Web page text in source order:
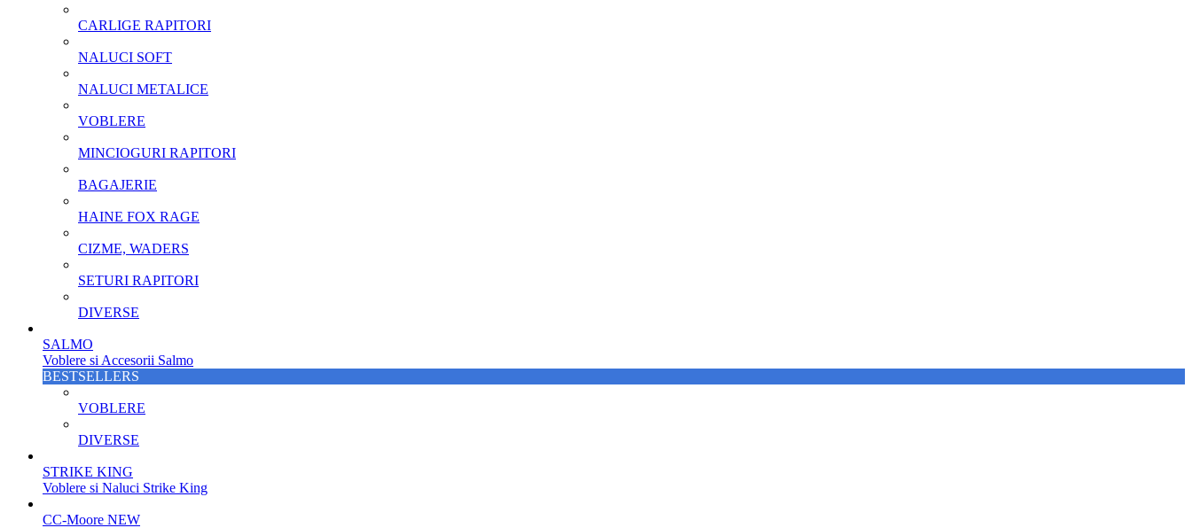
CARLIGE RAPITORI
NALUCI SOFT
NALUCI METALICE
VOBLERE
MINCIOGURI RAPITORI
BAGAJERIE
HAINE FOX RAGE
CIZME, WADERS
SETURI RAPITORI
DIVERSE
SALMO
Voblere si Accesorii Salmo
BESTSELLERS
VOBLERE
DIVERSE
STRIKE KING
Voblere si Naluci Strike King
CC-Moore NEW